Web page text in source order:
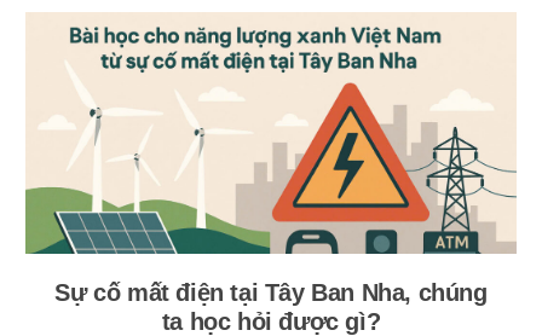
Sự cố mất điện tại Tây Ban Nha, chúng
ta học hỏi được gì?